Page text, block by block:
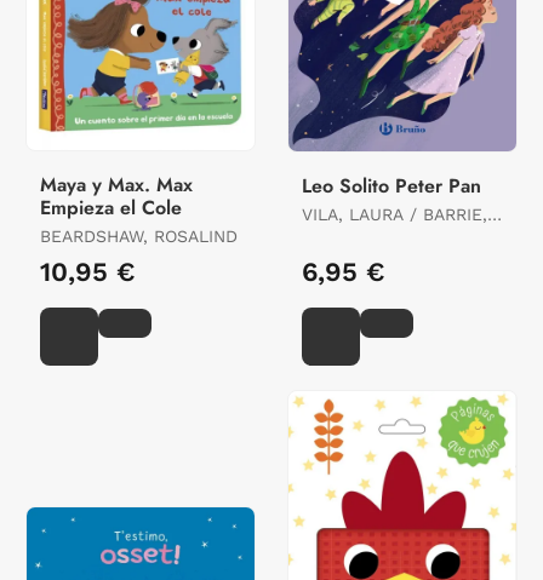
Maya y Max. Max
Empieza el Cole
BEARDSHAW, ROSALIND
10,95 €
Leo Solito Peter Pan
VILA, LAURA / BARRIE,
6,95 €